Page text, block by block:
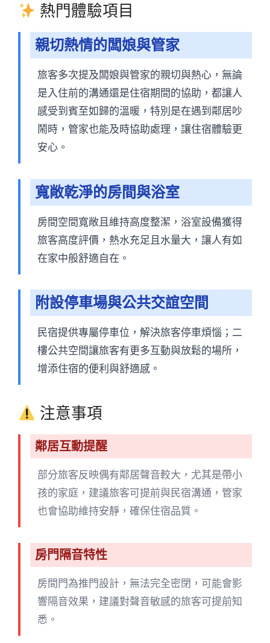
熱門體驗項目
親切熱情的闆娘與管家
旅客多次提及闆娘與管家的親切與熱心，無論
是入住前的溝通還是住宿期間的協助，都讓人
感受到賓至如歸的溫暖，特別是在遇到鄰居吵
鬧時，管家也能及時協助處理，讓住宿體驗更
安心。
寬敞乾淨的房間與浴室
房間空間寬敞且維持高度整潔，浴室設備獲得
旅客高度評價，熱水充足且水量大，讓人有如
在家中般舒適自在。
附設停車場與公共交誼空間
民宿提供專屬停車位，解決旅客停車煩惱；二
樓公共空間讓旅客有更多互動與放鬆的場所，
增添住宿的便利與舒適感。
注意事項
鄰居互動提醒
部分旅客反映偶有鄰居聲音較大，尤其是帶小
孩的家庭，建議旅客可提前與民宿溝通，管家
也會協助維持安靜，確保住宿品質。
房門隔音特性
房間門為推門設計，無法完全密閉，可能會影
響隔音效果，建議對聲音敏感的旅客可提前知
悉。